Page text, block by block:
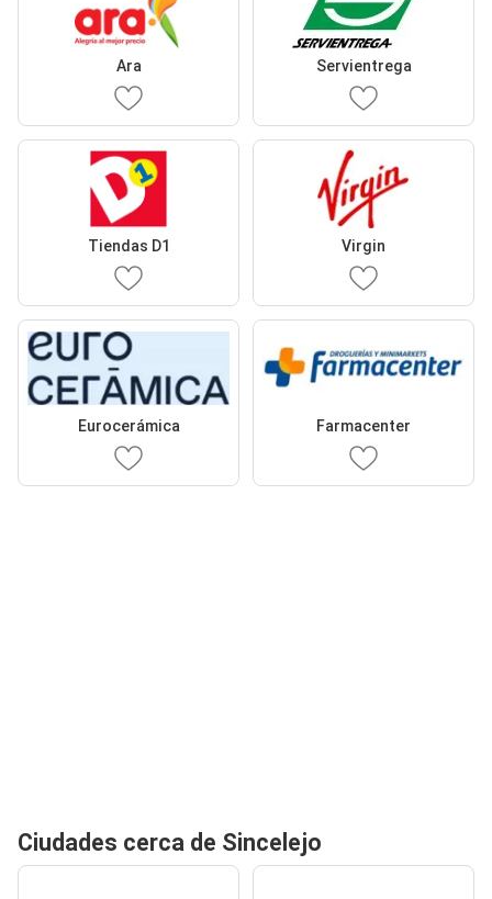
Ara Servientrega
Tiendas D1 Virgin
Eurocerámica Farmacenter
Ciudades cerca de Sincelejo